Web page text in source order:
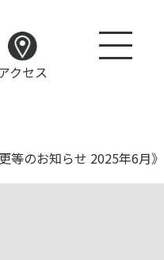
クセス
等のお知らせ 2025年6月》